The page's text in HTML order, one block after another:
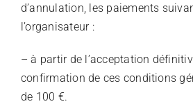
d’annulation, les paiements
l’organisateur :
– à partir de l’acceptation
confirmation de ces conditions
de 100 €.